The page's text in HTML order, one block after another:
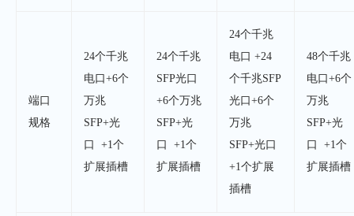
端口
规格
24个千兆
电口+6个
万兆
SFP+光
口 +1个
扩展插槽
24个千兆
SFP光口
+6个万兆
SFP+光
口 +1个
扩展插槽
24个千兆
电口 +24
个千兆SFP
光口+6个
万兆
SFP+光口
+1个扩展
插槽
48个千兆
电口+6个
万兆
SFP+光
口 +1个
扩展插槽